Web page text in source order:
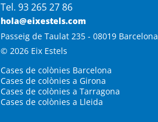
Tel. 93 265 27 86
hola@eixestels.com
Passeig de Taulat 235 - 08019 Barcelona
© 2026 Eix Estels
Cases de colònies Barcelona
Cases de colònies a Girona
Cases de colònies a Tarragona
Cases de colònies a Lleida